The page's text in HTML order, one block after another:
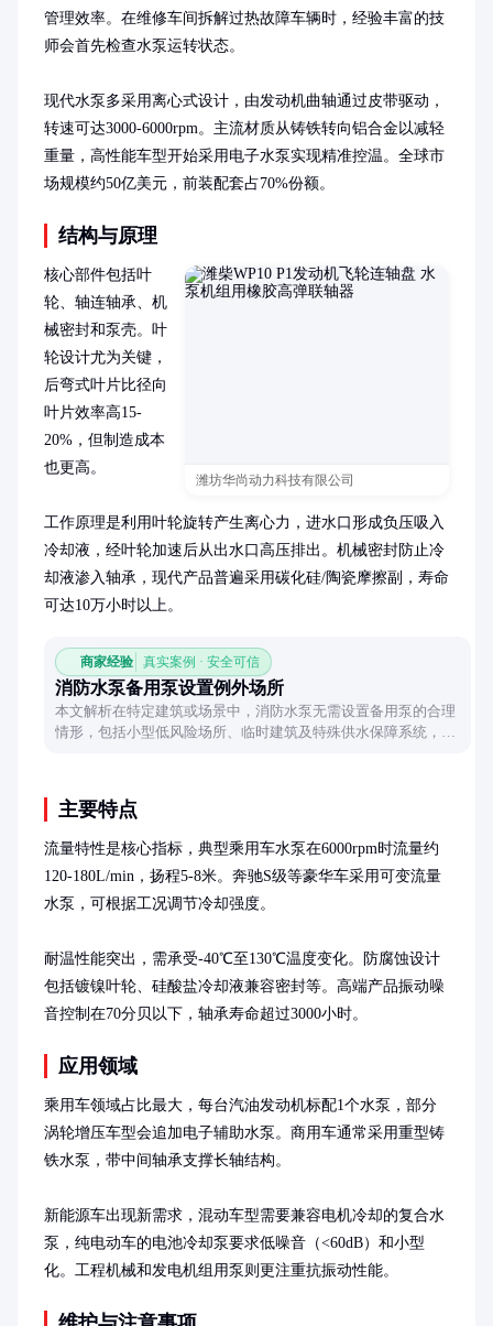
管理效率。在维修车间拆解过热故障车辆时，经验丰富的技
师会首先检查水泵运转状态。
现代水泵多采用离心式设计，由发动机曲轴通过皮带驱动，
转速可达3000-6000rpm。主流材质从铸铁转向铝合金以减轻
重量，高性能车型开始采用电子水泵实现精准控温。全球市
场规模约50亿美元，前装配套占70%份额。
结构与原理
潍坊华尚动力科技有限公司
核心部件包括叶
轮、轴连轴承、机
械密封和泵壳。叶
轮设计尤为关键，
后弯式叶片比径向
叶片效率高15-
20%，但制造成本
也更高。
工作原理是利用叶轮旋转产生离心力，进水口形成负压吸入
冷却液，经叶轮加速后从出水口高压排出。机械密封防止冷
却液渗入轴承，现代产品普遍采用碳化硅/陶瓷摩擦副，寿命
可达10万小时以上。
商家经验 真实案例 · 安全可信
消防水泵备用泵设置例外场所
本文解析在特定建筑或场景中，消防水泵无需设置备用泵的合理
情形，包括小型低风险场所、临时建筑及特殊供水保障系统，并
主要特点
流量特性是核心指标，典型乘用车水泵在6000rpm时流量约
120-180L/min，扬程5-8米。奔驰S级等豪华车采用可变流量
水泵，可根据工况调节冷却强度。
耐温性能突出，需承受-40℃至130℃温度变化。防腐蚀设计
包括镀镍叶轮、硅酸盐冷却液兼容密封等。高端产品振动噪
音控制在70分贝以下，轴承寿命超过3000小时。
应用领域
乘用车领域占比最大，每台汽油发动机标配1个水泵，部分
涡轮增压车型会追加电子辅助水泵。商用车通常采用重型铸
铁水泵，带中间轴承支撑长轴结构。
新能源车出现新需求，混动车型需要兼容电机冷却的复合水
泵，纯电动车的电池冷却泵要求低噪音（<60dB）和小型
化。工程机械和发电机组用泵则更注重抗振动性能。